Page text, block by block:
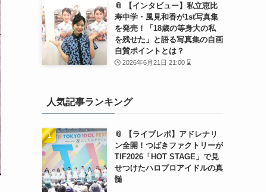
📎 【インタビュー】私立恵比
寿中学・風見和香が1st写真集
を発売！「18歳の等身大の私
を残せた」と語る写真集の自画
自賛ポイントとは？
2026年6月21日 21:00 ⌛
人気記事ランキング
📎 【ライブレポ】アドレナリ
ン全開！つばきファクトリーが
TIF2026「HOT STAGE」で見
せつけたハロプロアイドルの真
髄